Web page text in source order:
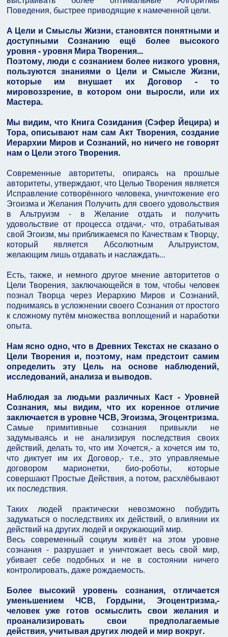
Поведения, быстрее приводящие к намеченной цели.
А Цели и Смыслы Жизни, становятся понятными и
доступными Сознанию ещё более высокого
уровня - уровня Мира Творения...
Поэтому, люди с сознанием более низкого уровня,
пользуются знаниями о Цели и Смысле Жизни,
которые им внушает их Договор - то
мировоззрение, в котором они выросли, или их
Мастера.
Мы видим, что Книга Созидания (Сэфер Йецира) и
Тора, описывают нам сам Акт Творения, создание
Иерархии Миров и Сознаний, но ничего не говорят
нам о Цели этого Творения.
Современные авторитеты, опираясь на прошлые
авторитеты, утверждают, что Целью Творения является
Исправление сотворённого человека, уничтожение его
Эгоизма и Желания Получить для своего удовольствия
в Альтруизм - в Желание отдать и получить
удовольствие от процесса отдачи,- что, отрабатывая
свой Эгоизм, мы приближаемся по Качествам к Творцу,
который является Абсолютным Альтруистом,
желающим лишь отдавать и наслаждать...
Есть, также, и немного другое мнение авторитетов о
Цели Творения, заключающейся в том, чтобы человек
познал Творца через Иерархию Миров и Сознаний,
поднимаясь в усложнении своего Сознания от простого
к сложному путём множества воплощений и наработки
опыта.
Нам ясно одно, что в Древних Текстах не сказано о
Цели Творения и, поэтому, нам предстоит самим
определить эту Цель на основе наблюдений,
исследований, анализа и выводов.
Наблюдая за людьми различных Каст - Уровней
Сознания, мы видим, что их коренное отличие
заключается в уровне ЧСВ, Эгоизма, Эгоцентризма.
Самые примитивные сознания привыкли не
задумываясь и не анализируя последствия своих
действий, делать то, что им Хочется,- а хочется им то,
что диктует им их Договор,- т.е., это управляемые
договором марионетки, био-роботы, которые
совершают Простые Действия, а потом, расхлёбывают
их последствия.
Таких людей практически невозможно побудить
задуматься о последствиях их действий, о влиянии их
действий на других людей и окружающий мир.
Весь современный социум живёт на этом уровне
сознания - разрушает и уничтожает весь свой мир,
убивает себе подобных и не в состоянии ничего
контролировать, даже рождаемость.
Более высокий уровень сознания, отличается
уменьшением ЧСВ, Гордыни, Эгоцентризма,-
человек уже готов осмыслить свои желания и
проанализировать свои предполагаемые
действия, учитывая других людей и мир вокруг.